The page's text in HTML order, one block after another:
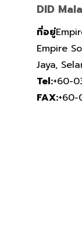
DID
ที่อยู่
Empire
Jaya,
Tel:+60-
FAX:+60-